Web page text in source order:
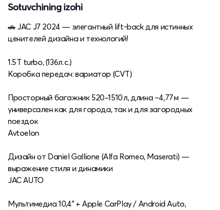
Sotuvchining izohi
🚗 JAC J7 2024 — элегантный lift‑back для истинных
ценителей дизайна и технологий!
1.5 T turbo, (136л. с.)
Коробка передач: вариатор (CVT)
Просторный багажник 520–1510 л, длина ~4,77 м —
универсален как для города, так и для загородных
поездок
Avtoelon
Дизайн от Daniel Gallione (Alfa Romeo, Maserati) —
выражение стиля и динамики
JAC AUTO
Мультимедиа 10,4" + Apple CarPlay / Android Auto,